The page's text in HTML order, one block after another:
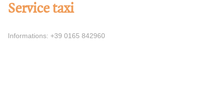
Service taxi
Informations: +39 0165 842960